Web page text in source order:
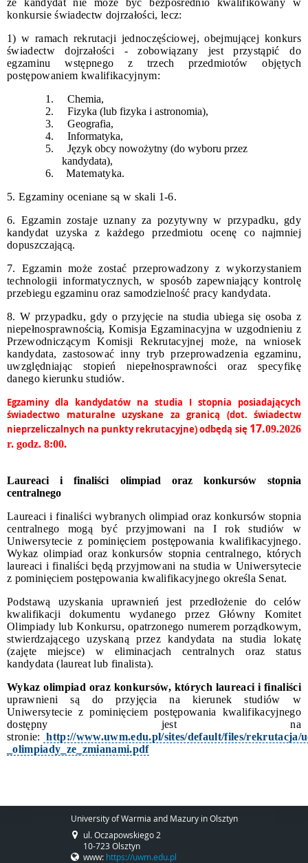
konkursie świadectw dojrzałości, lecz:
1) w ramach rekrutacji jednoczęściowej, obejmującej konkurs
świadectw dojrzałości - zobowiązany jest przystąpić do
egzaminu wstępnego z trzech przedmiotów objętych
postępowaniem kwalifikacyjnym:
1. Chemia,
2. Fizyka (lub fizyka i astronomia),
3. Geografia,
4. Informatyka,
5. Język obcy nowożytny (do wyboru przez
kandydata),
6. Matematyka.
5. Egzaminy oceniane są w skali 1-6.
6. Egzamin zostaje uznany za pozytywny w przypadku, gdy
kandydat uzyska z każdego przedmiotu ocenę co najmniej
dopuszczającą.
7. Egzamin może zostać przeprowadzony z wykorzystaniem
technologii informatycznych, w sposób zapewniający kontrolę
przebiegu egzaminu oraz samodzielność pracy kandydata.
8. W przypadku, gdy o przyjęcie na studia ubiega się osoba z
niepełnosprawnością, Komisja Egzaminacyjna w uzgodnieniu z
Przewodniczącym Komisji Rekrutacyjnej może, na wniosek
kandydata, zastosować inny tryb przeprowadzenia egzaminu,
uwzględniając stopień niepełnosprawności oraz specyfikę
danego kierunku studiów.
Egzaminy dla kandydatów na studia I stopnia posiadających
świadectwo maturalne uzyskane za granicą (dot. świadectw
nieprzeliczalnych na punkty rekrutacyjne) odbędą się 17.09.2026
r. godz. 8:00.
Laureaci i finaliści olimpiad oraz konkursów stopnia
centralnego
Laureaci i finaliści wybranych olimpiad oraz konkursów stopnia
centralnego mogą być przyjmowani na I rok studiów w
Uniwersytecie z pominięciem postępowania kwalifikacyjnego.
Wykaz olimpiad oraz konkursów stopnia centralnego, których
laureaci i finaliści będą przyjmowani na studia w Uniwersytecie
z pominięciem postępowania kwalifikacyjnego określa Senat.
Podstawą uzyskania uprawnień jest przedłożenie do celów
kwalifikacji dokumentu wydanego przez Główny Komitet
Olimpiady lub Konkursu, opatrzonego numerem porządkowym,
stwierdzającego uzyskaną przez kandydata na studia lokatę
(zajęte miejsce) w eliminacjach centralnych oraz status
kandydata (laureat lub finalista).
Wykaz olimpiad oraz konkursów, których laureaci i finaliści
uprawnieni są do przyjęcia na kierunek studiów w
Uniwersytecie z pominięciem postępowania kwalifikacyjnego
dostępny jest na
stronie:
http://www.uwm.edu.pl/sites/default/files/rekrutacja/
_olimpiady_ze_zmianami.pdf
University of Warmia and Mazury in Olsztyn
ul. Oczapowskiego 2
10-723 Olsztyn
www: https://uwm.edu.pl